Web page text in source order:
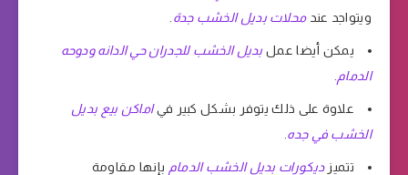
ويتواجد عندمحلات بديل الخشب جدة
يمكن أيضا عمل بديل الخشب للجدران حي الدانه ودوحه
الدمام
علاوة على ذلك يتوفر بشكل كبير فياماكن بيع بديل
الخشب في جده
تتميزديكورات بديل الخشب الدمام بإنها مقاومة